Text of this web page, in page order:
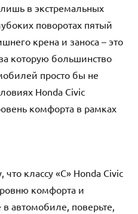
в экстремальных
поворотах пятый
крена и заноса – это
которую большинство
просто бы не
Honda Civic
комфорта в рамках
классу «C» Honda Civic
комфорта и
автомобиле, поверьте,